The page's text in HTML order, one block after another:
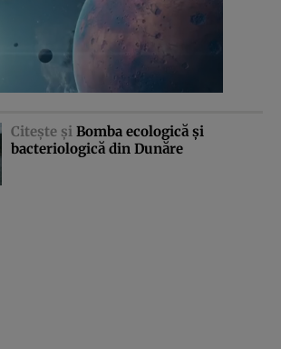
Citeşte şi Bomba ecologică şi
bacteriologică din Dunăre